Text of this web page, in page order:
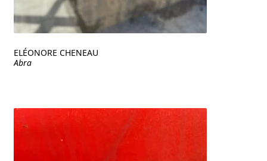
ELÉONORE CHENEAU
Abra